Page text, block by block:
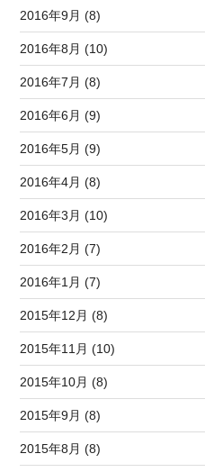
2016年9月 (8)
2016年8月 (10)
2016年7月 (8)
2016年6月 (9)
2016年5月 (9)
2016年4月 (8)
2016年3月 (10)
2016年2月 (7)
2016年1月 (7)
2015年12月 (8)
2015年11月 (10)
2015年10月 (8)
2015年9月 (8)
2015年8月 (8)